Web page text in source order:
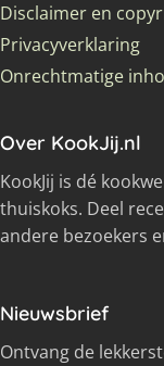
Disclaimer en
Privacyverklaring
Onrechtmatige
Over KookJij.nl
KookJij is dé
thuiskoks. Deel
andere bezoekers
Nieuwsbrief
Ontvang de